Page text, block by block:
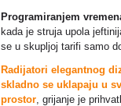
Programiranjem
kada je struja upola
se u skupljoj tarifi samo
Radijatori elegantnog
skladno se uklapaju u
prostor, grijanje je